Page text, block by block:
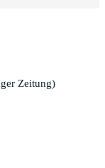
Zeitung)